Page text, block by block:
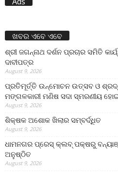
ଖବର ଏବେ ଏବେ
ଶ୍ରୀ ଜଗନ୍ନାଥ ଦର୍ଶନ ପ୍ରଚାର ସମିତି
ଦାବୀପତ୍ର
August 9, 2026
ପ୍ରତିମୂର୍ତ୍ତି ଉନ୍ମୋଚନ ଉତ୍ସବ ଓ
ମଙ୍ଗଳକାରୀ ମଣିଷ ସଦା ସ୍ମରଣୀୟ
August 9, 2026
ଶିକ୍ଷକ ଅଶୋକ ଖିଲାର ସମ୍ବର୍ଦ୍ଧିତ
August 9, 2026
ଧାମନଗର ପ୍ରେସ୍ କ୍ଲବ୍ ପକ୍ଷରୁ
ଅନୁଷ୍ଠିତ
August 9, 2026